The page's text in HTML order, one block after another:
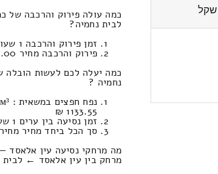
שקל
כמה עולה פירוק והרכבה של
לבית נחמיה?
זמן פירוק והרכבה 1 שעות 8 דקות
פירוק והרכבה מחיר 477.00
כמה יעלה לכם לעשות הובלה
נחמיה ?
1133.55 ₪
זמן נסיעה בין ערים 1 שעות , 41 דקות / מחיר נסיעה 1312.79 שקל
סך הכל ביחד מחיר מחירון:
מה מרחקי נסיעה עין אלאסד
מרחק בין עין אלאסד ← לבית נחמיה הוא :